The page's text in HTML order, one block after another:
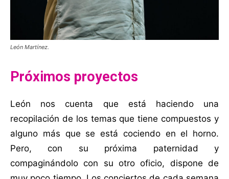
León Martínez.
Próximos proyectos
León nos cuenta que está haciendo una
recopilación de los temas que tiene compuestos y
alguno más que se está cociendo en el horno.
Pero, con su próxima paternidad y
compaginándolo con su otro oficio, dispone de